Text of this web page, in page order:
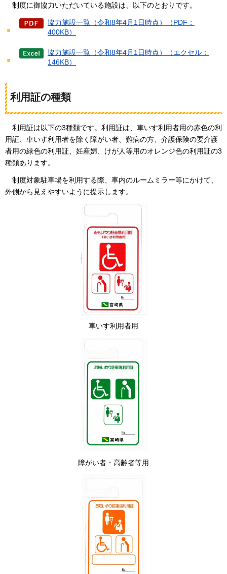
制度に御協力いただいている施設は、以下のとおりです。
協力施設一覧（令和8年4月1日時点）（PDF：
400KB）
協力施設一覧（令和8年4月1日時点）（エクセル：
146KB）
利用証の種類
利用証は以下の3種類です。利用証は、車いす利用者用の赤色の利
用証、車いす利用者を除く障がい者、難病の方、介護保険の要介護
者用の緑色の利用証、妊産婦、けが人等用のオレンジ色の利用証の3
種類あります。
制度対象駐車場を利用する際、車内のルームミラー等にかけて、
外側から見えやすいように提示します。
車いす利用者用
障がい者・高齢者等用